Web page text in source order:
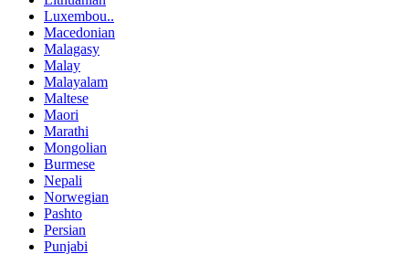
Luxembou..
Macedonian
Malagasy
Malay
Malayalam
Maltese
Maori
Marathi
Mongolian
Burmese
Nepali
Norwegian
Pashto
Persian
Punjabi